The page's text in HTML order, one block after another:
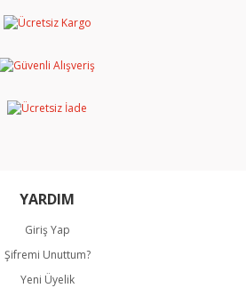
Yorum Yaz
eksik bilgiler bulunuyor.
Gönder
YARDIM
Giriş Yap
Şifremi Unuttum?
Yeni Üyelik